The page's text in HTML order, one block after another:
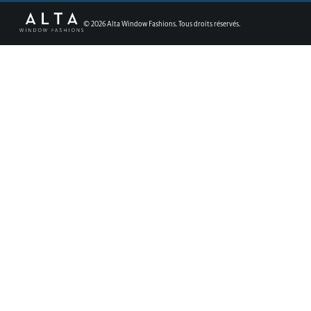
©2026Alta Window Fashions. Tous droits réservés.